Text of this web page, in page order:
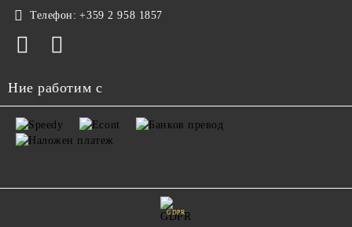
Телефон: +359 2 958 1857
Ние работим с
GDPR